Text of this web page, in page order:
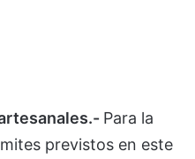
Para la
previstos en este